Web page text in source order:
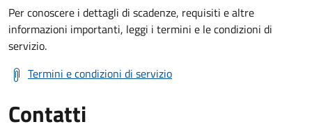
Per conoscere i dettagli di scadenze, requisiti e altre
informazioni importanti, leggi i termini e le condizioni di
servizio.
Termini e condizioni di servizio
Contatti